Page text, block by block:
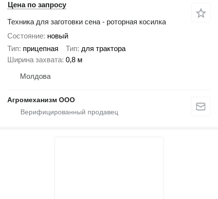
Цена по запросу
Техника для заготовки сена - роторная косилка
Состояние новый
Тип прицепная Тип для трактора
Ширина захвата 0,8 м
Молдова
Агромеханизм ООО